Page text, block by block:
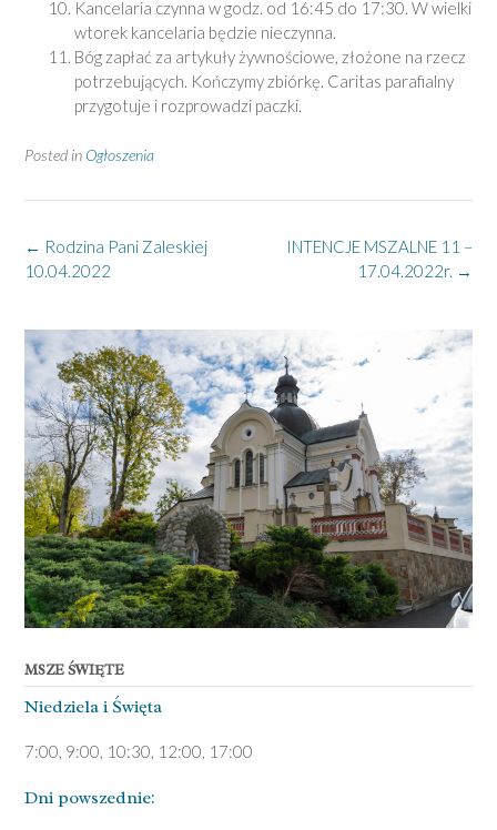
Kancelaria czynna w godz. od 16:45 do 17:30. W wielki
wtorek kancelaria będzie nieczynna.
Bóg zapłać za artykuły żywnościowe, złożone na rzecz
potrzebujących. Kończymy zbiórkę. Caritas parafialny
przygotuje i rozprowadzi paczki.
Posted in Ogłoszenia
Post
navigation
INTENCJE MSZALNE 11 –
17.04.2022r. →
← Rodzina Pani Zaleskiej
10.04.2022
MSZE ŚWIĘTE
Niedziela ­i Święta
7:00, 9:00, 10:30, 12:00, 17:00
Dni pows­zednie: